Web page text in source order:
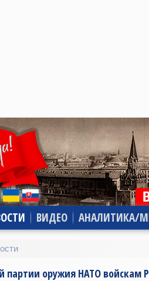
ВИДЕО АНАЛИТИКА/
партии оружия НАТО